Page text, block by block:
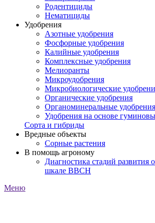
Родентициды
Нематициды
Удобрения
Азотные удобрения
Фосфорные удобрения
Калийные удобрения
Комплексные удобрения
Мелиоранты
Микроудобрения
Микробиологические
Органические удобрения
Органоминеральные удобрения
Удобрения на основе
Сорта и гибриды
Вредные объекты
Сорные растения
В помощь агроному
Диагностика стадий
шкале ВВСН
Меню